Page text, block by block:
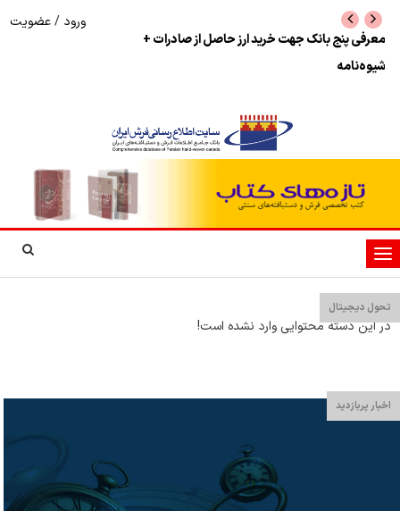
نرخ بازگشت ارز حاصل از صادرات + تکمیلی
ورود /عضویت
تغییر
وضعیت
ناوبری
تحول دیجیتال
در این دسته محتوایی وارد نشده است!
اخبار پربازدید